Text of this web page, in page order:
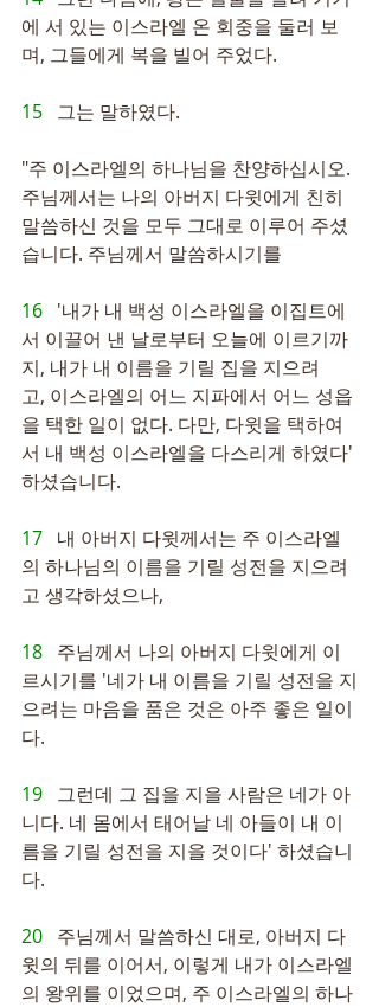
에 서 있는 이스라엘 온 회중을 둘러 보
며, 그들에게 복을 빌어 주었다.
15 그는 말하였다.
"주 이스라엘의 하나님을 찬양하십시오.
주님께서는 나의 아버지 다윗에게 친히
말씀하신 것을 모두 그대로 이루어 주셨
습니다. 주님께서 말씀하시기를
16 '내가 내 백성 이스라엘을 이집트에
서 이끌어 낸 날로부터 오늘에 이르기까
지, 내가 내 이름을 기릴 집을 지으려
고, 이스라엘의 어느 지파에서 어느 성읍
을 택한 일이 없다. 다만, 다윗을 택하여
서 내 백성 이스라엘을 다스리게 하였다'
하셨습니다.
17 내 아버지 다윗께서는 주 이스라엘
의 하나님의 이름을 기릴 성전을 지으려
고 생각하셨으나,
18 주님께서 나의 아버지 다윗에게 이
르시기를 '네가 내 이름을 기릴 성전을 지
으려는 마음을 품은 것은 아주 좋은 일이
다.
19 그런데 그 집을 지을 사람은 네가 아
니다. 네 몸에서 태어날 네 아들이 내 이
름을 기릴 성전을 지을 것이다' 하셨습니
다.
20 주님께서 말씀하신 대로, 아버지 다
윗의 뒤를 이어서, 이렇게 내가 이스라엘
의 왕위를 이었으며, 주 이스라엘의 하나